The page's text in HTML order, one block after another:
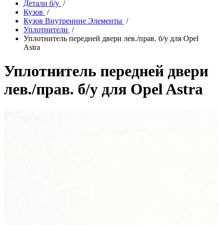
Детали б/у /
Кузов /
Кузов Внутренние Элементы /
Уплотнители /
Уплотнитель передней двери лев./прав. б/у для Opel
Astra
Уплотнитель передней двери
лев./прав. б/у для Opel Astra